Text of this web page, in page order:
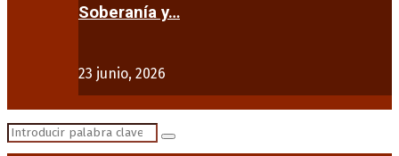
Soberanía y…
23 junio, 2026
Search
Search